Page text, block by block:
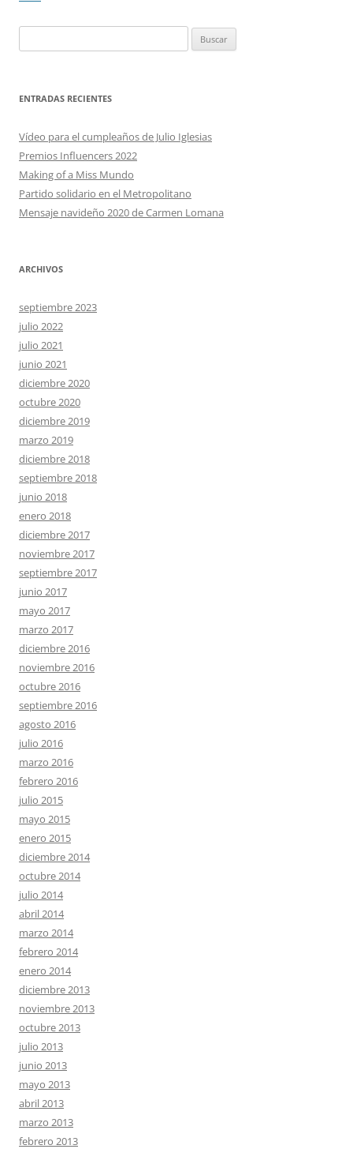
ENTRADAS RECIENTES
Vídeo para el cumpleaños de Julio Iglesias
Premios Influencers 2022
Making of a Miss Mundo
Partido solidario en el Metropolitano
Mensaje navideño 2020 de Carmen Lomana
ARCHIVOS
septiembre 2023
julio 2022
julio 2021
junio 2021
diciembre 2020
octubre 2020
diciembre 2019
marzo 2019
diciembre 2018
septiembre 2018
junio 2018
enero 2018
diciembre 2017
noviembre 2017
septiembre 2017
junio 2017
mayo 2017
marzo 2017
diciembre 2016
noviembre 2016
octubre 2016
septiembre 2016
agosto 2016
julio 2016
marzo 2016
febrero 2016
julio 2015
mayo 2015
enero 2015
diciembre 2014
octubre 2014
julio 2014
abril 2014
marzo 2014
febrero 2014
enero 2014
diciembre 2013
noviembre 2013
octubre 2013
julio 2013
junio 2013
mayo 2013
abril 2013
marzo 2013
febrero 2013